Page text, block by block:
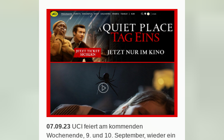
07.09.23 UCI feiert am kommenden
Wochenende, 9. und 10. September, wieder ein